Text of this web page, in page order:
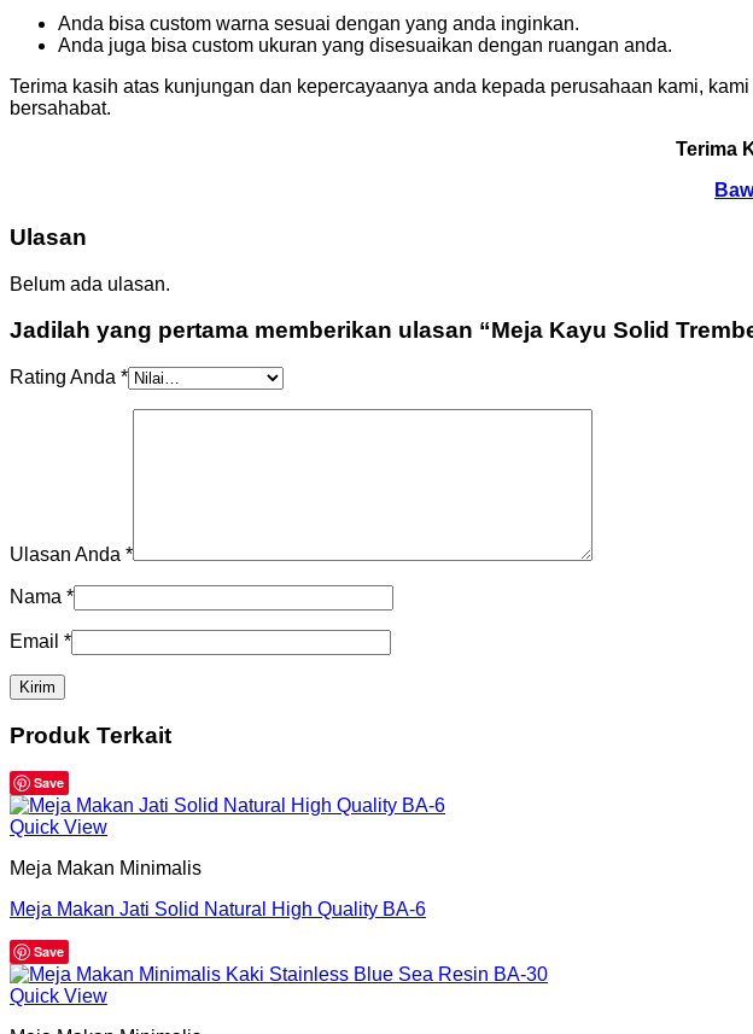
Anda bisa custom warna sesuai dengan yang anda inginkan.
Anda juga bisa custom ukuran yang disesuaikan dengan ruangan anda.
Terima kasih atas kunjungan dan kepercayaanya anda kepada perusahaan kami,
bersahabat.
Terima
Ulasan
Belum ada ulasan.
Jadilah yang pertama memberikan ulasan “Meja Kayu Solid
Rating Anda *
Ulasan Anda *
Nama *
Email *
Produk Terkait
Save
Quick View
Meja Makan Minimalis
Meja Makan Jati Solid Natural High Quality BA-6
Save
Quick View